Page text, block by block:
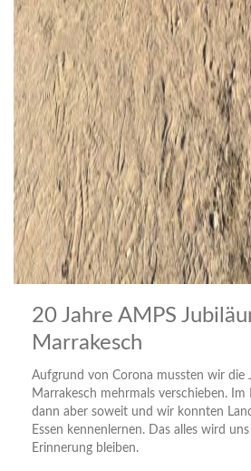
20 Jahre AMPS
Marrakesch
Aufgrund von Corona mussten wir die
Marrakesch mehrmals verschieben.
dann aber soweit und wir konnten
Essen kennenlernen. Das alles wird
Erinnerung bleiben.